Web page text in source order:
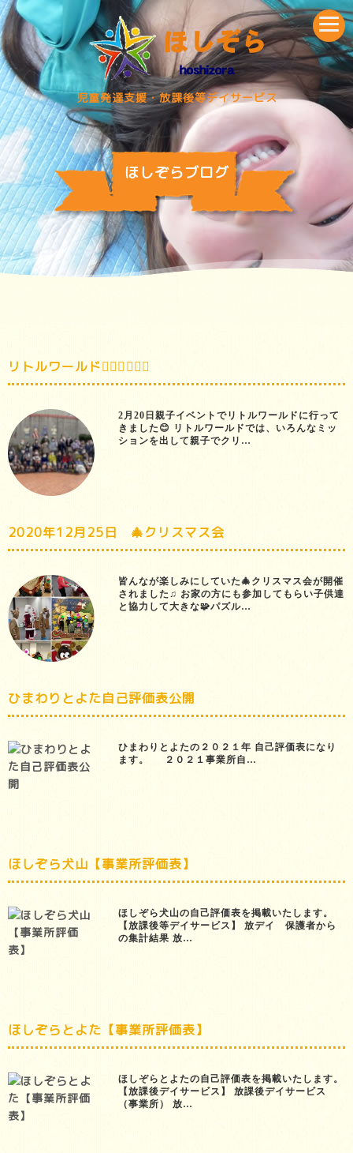
児童発達支援・放課後等デイサービス
ほしぞらブログ
リトルワールド🧝🏻‍♀️🧝🏻‍♂️
2月20日親子イベントでリトルワールドに行って
きました😊 リトルワールドでは、いろんなミッ
ションを出して親子でクリ…
2020年12月25日 🎄クリスマス会
皆んなが楽しみにしていた🎄クリスマス会が開催
されました♫ お家の方にも参加してもらい子供達
と協力して大きな🧩パズル…
ひまわりとよた自己評価表公開
ひまわりとよたの２０２１年 自己評価表になり
ます。 ２０２１事業所自…
ほしぞら犬山【事業所評価表】
ほしぞら犬山の自己評価表を掲載いたします。
【放課後等デイサービス】 放デイ 保護者から
の集計結果 放…
ほしぞらとよた【事業所評価表】
ほしぞらとよたの自己評価表を掲載いたします。
【放課後デイサービス】 放課後デイサービス
（事業所） 放…